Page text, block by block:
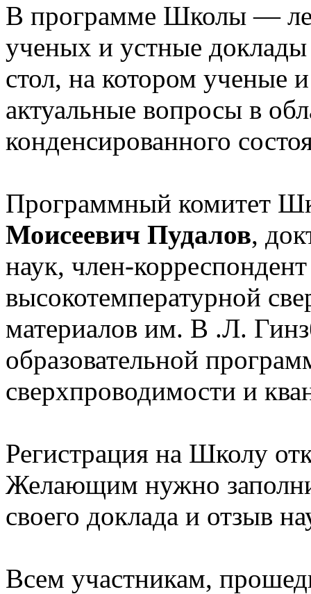
В программе Школы —
ученых и устные
стол, на котором ученые
актуальные вопросы в
конденсированного
Программный комитет
Моисеевич Пудалов,
наук, член-
высокотемпературной
материалов им. В .Л.
образовательной
сверхпроводимости и
Регистрация на Школу
Желающим нужно
своего доклада и отзыв
Всем участникам,